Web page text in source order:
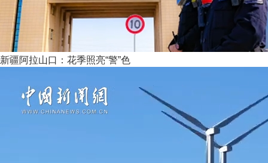
新疆阿拉山口：花季照亮“警”色